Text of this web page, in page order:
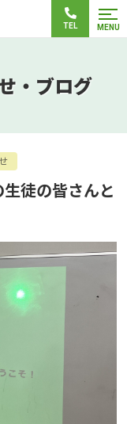
TEL MENU
・ブログ
徒の皆さんと